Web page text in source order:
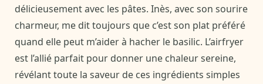
délicieusement avec les pâtes. Inès, avec son sourire
charmeur, me dit toujours que c’est son plat préféré
quand elle peut m’aider à hacher le basilic. L’airfryer
est l’allié parfait pour donner une chaleur sereine,
révélant toute la saveur de ces ingrédients simples